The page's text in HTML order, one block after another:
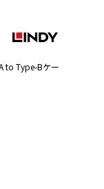
to Type-Bケー